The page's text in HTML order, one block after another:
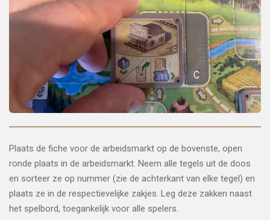
Plaats de fiche voor de arbeidsmarkt op de bovenste, open
ronde plaats in de arbeidsmarkt. Neem alle tegels uit de doos
en sorteer ze op nummer (zie de achterkant van elke tegel) en
plaats ze in de respectievelijke zakjes. Leg deze zakken naast
het spelbord, toegankelijk voor alle spelers.